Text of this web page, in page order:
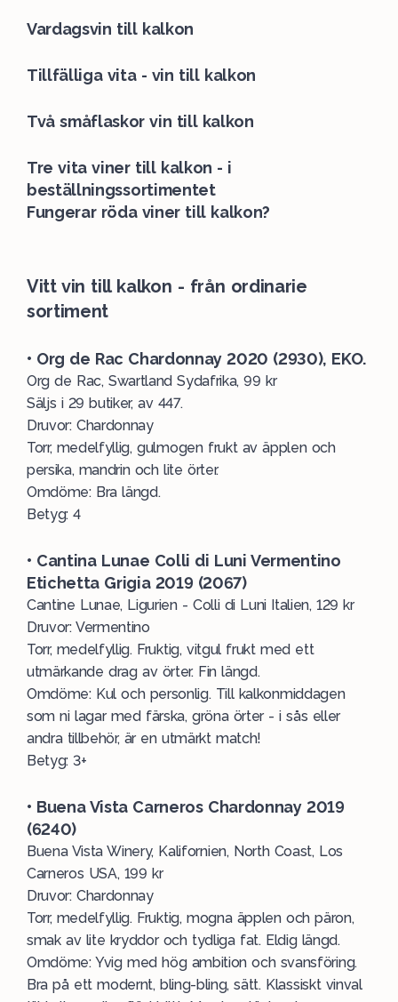
Vardagsvin till kalkon
Tillfälliga vita - vin till kalkon
Två småflaskor vin till kalkon
Tre vita viner till kalkon - i
beställningssortimentet
Fungerar röda viner till kalkon?
Vitt vin till kalkon - från ordinarie
sortiment
• Org de Rac Chardonnay 2020 (2930), EKO.
Org de Rac, Swartland Sydafrika, 99 kr
Säljs i 29 butiker, av 447.
Druvor: Chardonnay
Torr, medelfyllig, gulmogen frukt av äpplen och
persika, mandrin och lite örter.
Omdöme: Bra längd.
Betyg: 4
• Cantina Lunae Colli di Luni Vermentino
Etichetta Grigia 2019 (2067)
Cantine Lunae, Ligurien - Colli di Luni Italien, 129 kr
Druvor: Vermentino
Torr, medelfyllig. Fruktig, vitgul frukt med ett
utmärkande drag av örter. Fin längd.
Omdöme: Kul och personlig. Till kalkonmiddagen
som ni lagar med färska, gröna örter - i sås eller
andra tillbehör, är en utmärkt match!
Betyg: 3+
• Buena Vista Carneros Chardonnay 2019
(6240)
Buena Vista Winery, Kalifornien, North Coast, Los
Carneros USA, 199 kr
Druvor: Chardonnay
Torr, medelfyllig. Fruktig, mogna äpplen och päron,
smak av lite kryddor och tydliga fat. Eldig längd.
Omdöme: Yvig med hög ambition och svansföring.
Bra på ett modernt, bling-bling, sätt. Klassiskt vinval